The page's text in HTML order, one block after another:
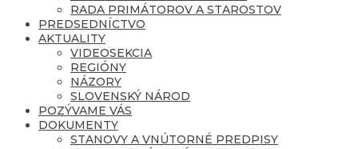
RADA PRIMÁTOROV A STAROSTOV
PREDSEDNÍCTVO
AKTUALITY
VIDEOSEKCIA
REGIÓNY
NÁZORY
SLOVENSKÝ NÁROD
POZÝVAME VÁS
DOKUMENTY
STANOVY A VNÚTORNÉ PREDPISY